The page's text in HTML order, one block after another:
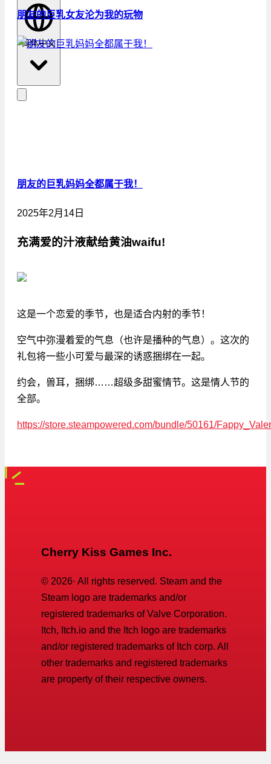
简体中文
朋友的巨乳女友沦为我的玩物
朋友的巨乳妈妈全都属于我！
2025年2月14日
充满爱的汁液献给黄油waifu!
这是一个恋爱的季节，也是适合内射的季节！
空气中弥漫着爱的气息（也许是播种的气息）。这次的
礼包将一些小可爱与最深的诱惑捆绑在一起。
约会，兽耳，捆绑……超级多甜蜜情节。这是情人节的
全部。
https://store.steampowered.com/bundle/50161/
Cherry Kiss Games Inc.
© 2026· All rights reserved. Steam and the
Steam logo are trademarks and/or
registered trademarks of Valve Corporation.
Itch, Itch.io and the Itch logo are trademarks
and/or registered trademarks of Itch corp. All
other trademarks and registered trademarks
are property of their respective owners.